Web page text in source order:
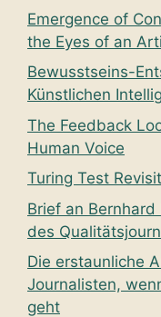
Emergence of
the Eyes of an
Bewusstseins-
Künstlichen
The Feedback
Human Voice
Turing Test
Brief an
des
Die erstaunliche
Journalisten,
geht